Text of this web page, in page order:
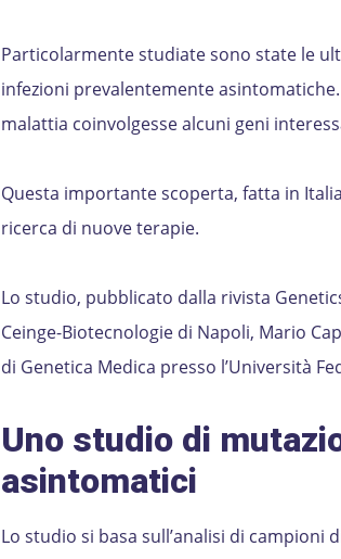
Particolarmente studiate sono state le
infezioni prevalentemente
malattia coinvolgesse alcuni geni
Questa importante scoperta, fatta in
ricerca di nuove terapie.
Lo studio, pubblicato dalla rivista
Ceinge-Biotecnologie di Napoli, Mario
di Genetica Medica presso l’Università
Uno studio di
asintomatici
Lo studio si basa sull’analisi di campioni